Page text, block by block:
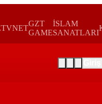
TVNET
GZT
GAME
İSLAM
SANATLARI